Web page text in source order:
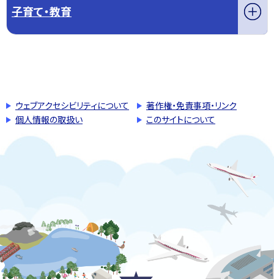
子育て・教育
ウェブアクセシビリティについて
著作権・免責事項・リンク
個人情報の取扱い
このサイトについて